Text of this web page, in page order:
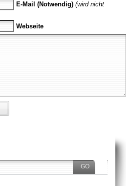
E-Mail (Notwendig) (wird nicht
Webseite